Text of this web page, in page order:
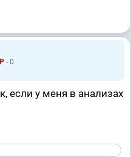
- 0
если у меня в анализах